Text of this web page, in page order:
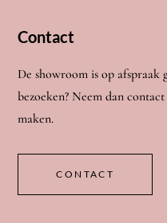
Contact
De showroom is op afspraak
bezoeken? Neem dan
maken.
CONTACT